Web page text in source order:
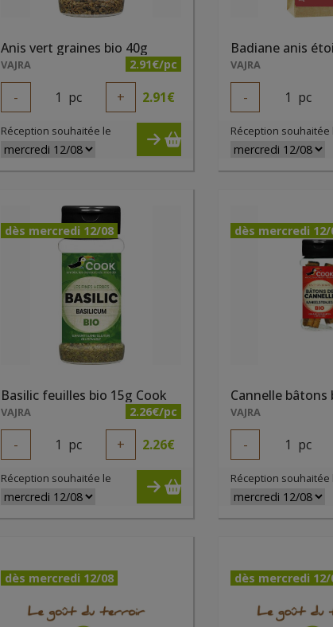
Anis vert graines bio 40g
VAJRA 2.91€/pc
- 1 pc + 2.91€
Réception souhaitée le
Badiane anis
VAJRA
- 1 pc
Réception souhaitée
dès mercredi 12/08
Basilic feuilles bio 15g Cook
VAJRA 2.26€/pc
- 1 pc + 2.26€
Réception souhaitée le
dès mercredi 12/
Cannelle bâtons
VAJRA
- 1 pc
Réception souhaitée
dès mercredi 12/08 dès mercredi 12/